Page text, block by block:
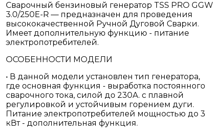
Сварочный бензиновый генератор TSS PRO GGW
3.0/250E-R — предназначен для проведения
высококачественной Ручной Дуговой Сварки.
Имеет дополнительную функцию - питание
электропотребителей.
ОСОБЕННОСТИ МОДЕЛИ
• В данной модели установлен тип генератора,
где основная функция - выработка постоянного
сварочного тока, силой до 230А. с плавной
регулировкой и устойчивым горением дуги.
Питание электропотребителей мощностью до 3
кВт - дополнительная функция.